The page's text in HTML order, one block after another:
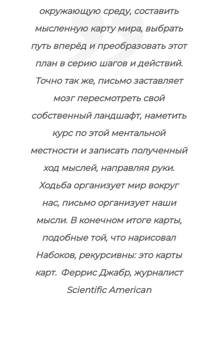
окружающую среду, составить
мысленную карту мира, выбрать
путь вперёд и преобразовать этот
план в серию шагов и действий.
Точно так же, письмо заставляет
мозг пересмотреть свой
собственный ландшафт, наметить
курс по этой ментальной
местности и записать полученный
ход мыслей, направляя руки.
Ходьба организует мир вокруг
нас, письмо организует наши
мысли. В конечном итоге карты,
подобные той, что нарисовал
Набоков, рекурсивны: это карты
карт. Феррис Джабр, журналист
Scientific American